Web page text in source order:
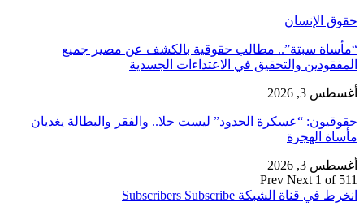
حقوق الإنسان
“مأساة سبتة”.. مطالب حقوقية بالكشف عن مصير جميع
المفقودين والتحقيق في الاعتداءات الجسدية
أغسطس 3, 2026
حقوقيون: “عسكرة الحدود” ليست حلا.. والفقر والبطالة يغديان
مأساة الهجرة
أغسطس 3, 2026
Prev Next 1 of 511
انخرط في قناة الشبكة
Subscribers Subscribe